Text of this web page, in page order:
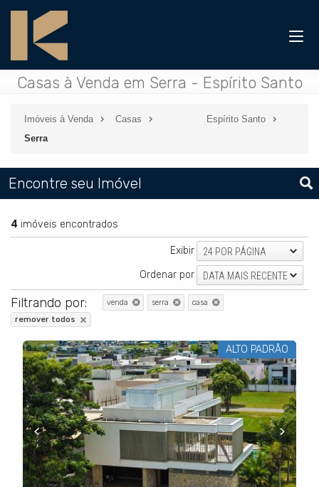
Casas à Venda em Serra - Espírito Santo
Imóveis à Venda Casas
Espírito Santo
Serra
Encontre seu Imóvel
4 imóveis encontrados
Exibir 24 POR PÁGINA
Ordenar por DATA MAIS RECENTE
Filtrando por: venda serra
casa
remover todos
ALTO PADRÃO